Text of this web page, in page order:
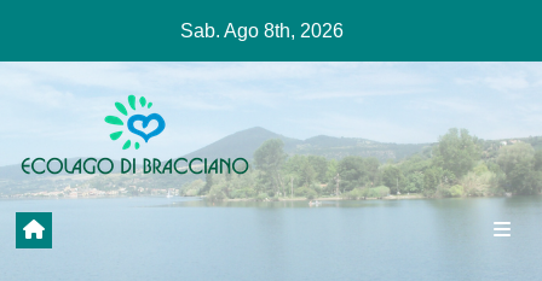
contenuto
Sab. Ago 8th, 2026